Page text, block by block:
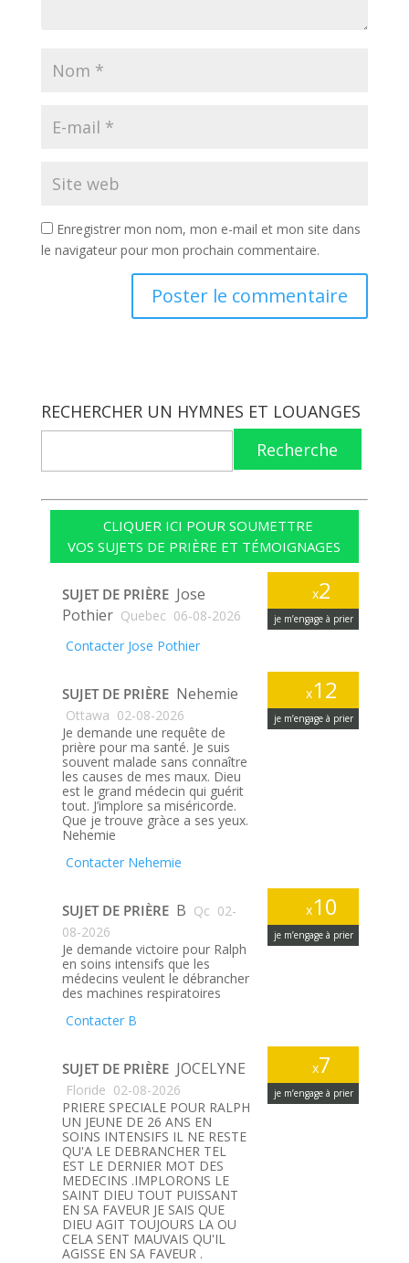
Enregistrer mon nom, mon e-mail et mon site dans
le navigateur pour mon prochain commentaire.
RECHERCHER UN HYMNES ET LOUANGES
Recherche
CLIQUER ICI POUR SOUMETTRE
VOS SUJETS DE PRIÈRE ET TÉMOIGNAGES
x2
je m’engage à prier
SUJET DE PRIÈRE Jose
Pothier Quebec 06-08-2026
Contacter Jose Pothier
x12
je m’engage à prier
SUJET DE PRIÈRE Nehemie
Ottawa 02-08-2026
Je demande une requête de
prière pour ma santé. Je suis
souvent malade sans connaître
les causes de mes maux. Dieu
est le grand médecin qui guérit
tout. J’implore sa miséricorde.
Que je trouve gràce a ses yeux.
Nehemie
Contacter Nehemie
x10
je m’engage à prier
SUJET DE PRIÈRE B Qc 02-
08-2026
Je demande victoire pour Ralph
en soins intensifs que les
médecins veulent le débrancher
des machines respiratoires
Contacter B
x7
je m’engage à prier
SUJET DE PRIÈRE JOCELYNE
Floride 02-08-2026
PRIERE SPECIALE POUR RALPH
UN JEUNE DE 26 ANS EN
SOINS INTENSIFS IL NE RESTE
QU'A LE DEBRANCHER TEL
EST LE DERNIER MOT DES
MEDECINS .IMPLORONS LE
SAINT DIEU TOUT PUISSANT
EN SA FAVEUR JE SAIS QUE
DIEU AGIT TOUJOURS LA OU
CELA SENT MAUVAIS QU'IL
AGISSE EN SA FAVEUR .